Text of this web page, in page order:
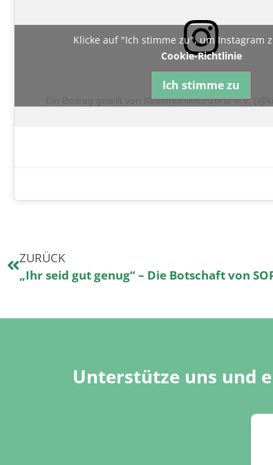
Ein Beitrag geteilt von Kinderklinikkonzerte e.V.
Klicke auf "Ich stimme zu", um Instagram
Cookie-Richtlinie
Ich stimme zu
ZURÜCK
„Ihr seid gut genug“ – Die Botschaft von
Unterstütze uns und